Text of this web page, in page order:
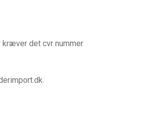
kræver det cvr nummer